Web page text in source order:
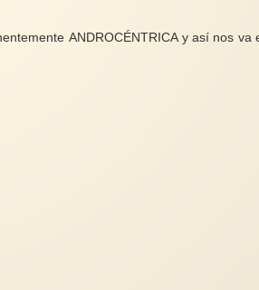
ANDROCÉNTRICA y así nos